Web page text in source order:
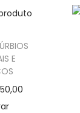
E
50,00